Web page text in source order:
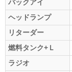
バックアイ
ヘッドランプ
リターダー
燃料タンク+Ｌ
ラジオ